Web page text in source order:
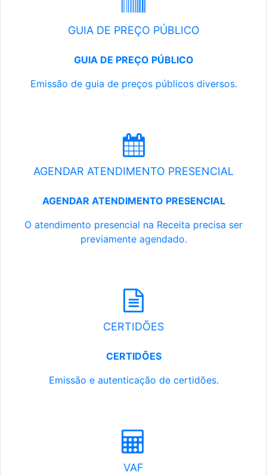
GUIA DE PREÇO PÚBLICO
GUIA DE PREÇO PÚBLICO
Emissão de guia de preços públicos diversos.
AGENDAR ATENDIMENTO PRESENCIAL
AGENDAR ATENDIMENTO PRESENCIAL
O atendimento presencial na Receita precisa ser
previamente agendado.
CERTIDÕES
CERTIDÕES
Emissão e autenticação de certidões.
VAF